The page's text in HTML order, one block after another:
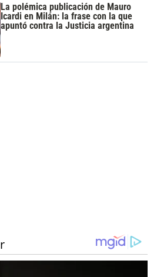
La polémica publicación de Mauro
Icardi en Milán: la frase con la que
apuntó contra la Justicia argentina